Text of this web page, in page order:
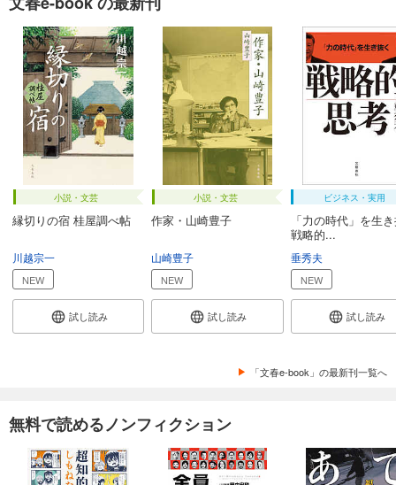
小説・文芸
縁切りの宿 桂屋調べ帖
川越宗一
NEW
試し読み
小説・文芸
作家・山崎豊子
山崎豊子
NEW
試し読み
ビジネス・実用
「力の時代」を生
戦略的...
垂秀夫
NEW
試し読み
「文春e-book」の最新刊一覧へ
無料で読めるノンフィクション